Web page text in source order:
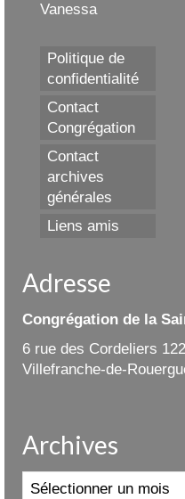
Vanessa
Politique de
confidentialité
Contact
Congrégation
Contact
archives
générales
Liens amis
Adresse
Congrégation de la
6 rue des Cordeliers
Villefranche-de-
Archives
Archives